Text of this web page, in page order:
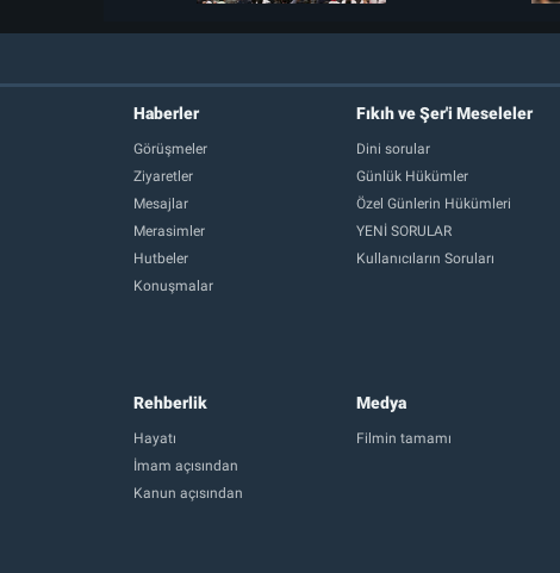
Haberler
Görüşmeler
Ziyaretler
Mesajlar
Merasimler
Hutbeler
Konuşmalar
Fıkıh ve Şer'i Meseleler
Dini sorular
Günlük Hükümler
Özel Günlerin Hükümleri
YENİ SORULAR
Kullanıcıların Soruları
Rehberlik
Hayatı
İmam açısından
Kanun açısından
Medya
Filmin tamamı